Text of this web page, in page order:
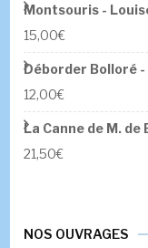
Montsouris -
15,00€
Déborder Bolloré
12,00€
La Canne de M.
21,50€
NOS OUVRAGES